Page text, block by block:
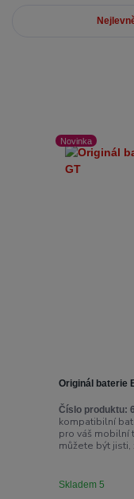
Novinka
Originál baterie
Číslo produktu:
kompatibilní
pro váš mobilní
můžete být jisti,
Skladem 5